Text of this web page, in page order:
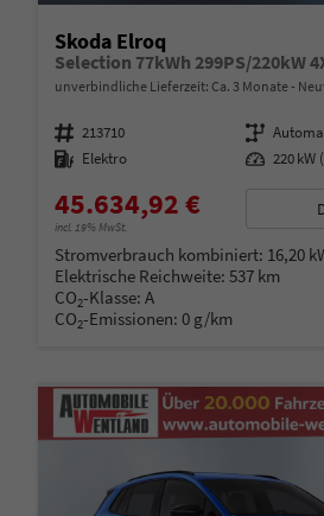
Skoda Elroq
Selection 77kWh 299PS/220kW
unverbindliche Lieferzeit: Ca. 3 Monate
Fahrzeugnummer 213710 Getriebe
Kraftstoff Elektro Leistung 220 kW
45.634,92 €
incl. 19% MwSt.
Stromverbrauch kombiniert: 16,20
Elektrische Reichweite: 537 km
CO2-Klasse: A
CO2-Emissionen: 0 g/km